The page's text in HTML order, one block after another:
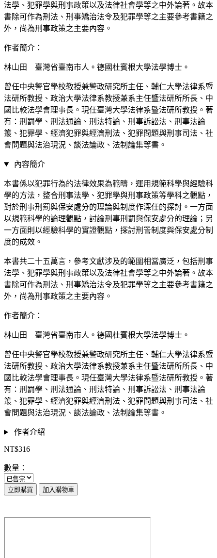
法學、犯罪學與刑事政策以及法律社會學等之中外論著。故本
書除可作為刑法、刑事矯治法令及犯罪學等之主要參考書籍之
外，尚為刑事政策之主要內容。
作者簡介：
林山田 臺灣省臺南市人。德國杜賓根大學法學博士。
曾任中央警官學校教授兼警政研究所主任、輔仁大學法律系暨
法研所教授、政治大學法律系教授兼系主任暨法研所所長、中
國比較法學會理事長。現任臺灣大學法律系暨法研所教授。著
有：刑罰學、刑法通論、刑法特論、刑事訴訟法、刑事法論
叢、犯罪學、經濟犯罪與經濟刑法、犯罪問題與刑事司法、社
會問題與法治現況、談法論政、法制論集等書。
內容簡介
本書係以犯罪行為的法律效果為範疇，運用規範科學與經驗科
學的方法，整合刑事法學、犯罪學與刑事政策等學科之觀點，
對於刑事刑罰與保安處分的理論與制度作深任的探討。一方面
以規範科學的論理觀點，討論刑事刑罰與保安處分的理論；另
一方面則以經驗科學的實證觀點，探討刑詈制度與保安處分制
度的成效。
本書共二十五萬言，參考文獻涉及的範圍相當廣泛，包括刑事
法學、犯罪學與刑事政策以及法律社會學等之中外論著。故本
書除可作為刑法、刑事矯治法令及犯罪學等之主要參考書籍之
外，尚為刑事政策之主要內容。
作者簡介：
林山田 臺灣省臺南市人。德國杜賓根大學法學博士。
曾任中央警官學校教授兼警政研究所主任、輔仁大學法律系暨
法研所教授、政治大學法律系教授兼系主任暨法研所所長、中
國比較法學會理事長。現任臺灣大學法律系暨法研所教授。著
有：刑罰學、刑法通論、刑法特論、刑事訴訟法、刑事法論
叢、犯罪學、經濟犯罪與經濟刑法、犯罪問題與刑事司法、社
會問題與法治現況、談法論政、法制論集等書。
作者介紹
NT$316
數量：
立即購買 加入購物車